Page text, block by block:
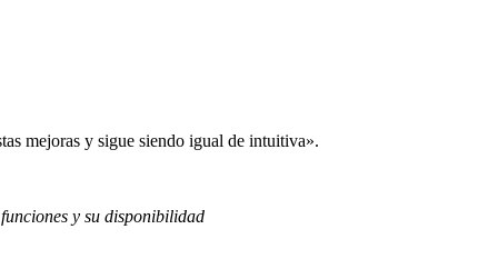
mejoras y sigue siendo igual de intuitiva».
y su disponibilidad